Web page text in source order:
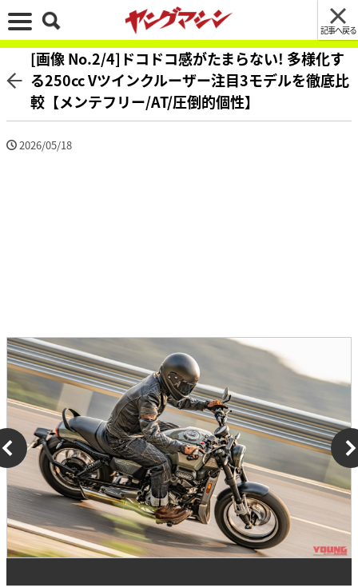
記事へ戻る
[画像 No.2/4]ドコドコ感がたまらない! 多様化す
る250cc Vツインクルーザー注目3モデルを徹底比
較【メンテフリー/AT/圧倒的個性】
2026/05/18